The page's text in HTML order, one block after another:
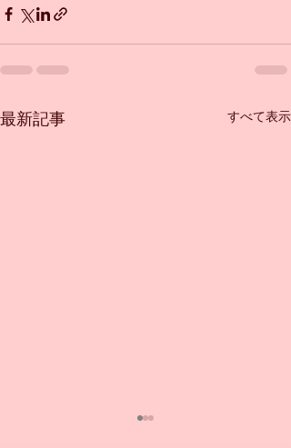
最新記事 すべて表示